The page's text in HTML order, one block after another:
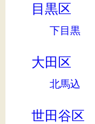
目黒区
下目黒
大田区
北馬込
世田谷区